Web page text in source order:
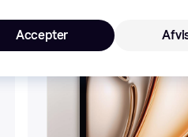
Accepter